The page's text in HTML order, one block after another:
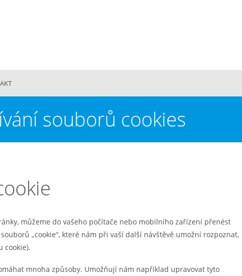
souborů cookies
můžeme do vašeho počítače nebo mobilního zařízení přenést
„cookie“, které nám při vaší další návštěvě umožní rozpoznat,
cookie).
mnoha způsoby. Umožňují nám například upravovat tyto